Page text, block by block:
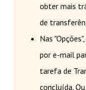
obter mais
de
Nas
por e-mail
tarefa de
concluída.